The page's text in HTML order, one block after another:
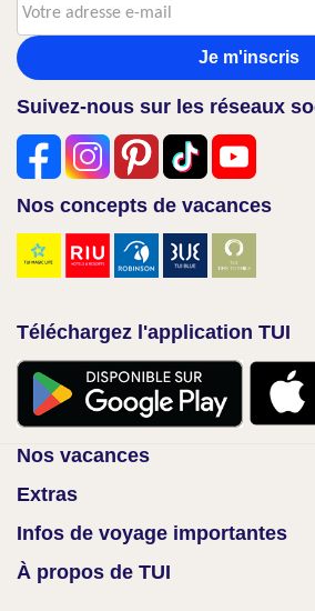
Je m'inscris
Suivez-nous sur les réseaux
Nos concepts de vacances
Téléchargez l'application TUI
Nos vacances
Extras
Infos de voyage importantes
À propos de TUI